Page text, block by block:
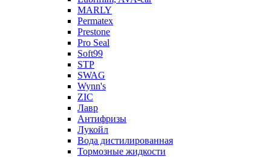
MARLY
Permatex
Prestone
Pro Seal
Soft99
STP
SWAG
Wynn's
ZIC
Лавр
Антифризы
Лукойл
Вода дистилированная
Тормозные жидкости